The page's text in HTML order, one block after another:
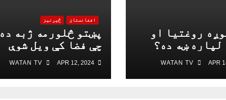
روغتیا او
لپاره ښه ده؟
افغانستان څیړنیز
پښتو څلورمه ژبه ده
چې فضا کې ویل شوې